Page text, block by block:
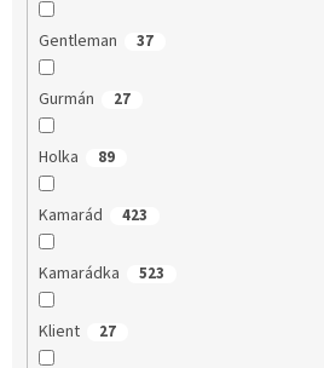
Gentleman 37
Gurmán 27
Holka 89
Kamarád 423
Kamarádka 523
Klient 27